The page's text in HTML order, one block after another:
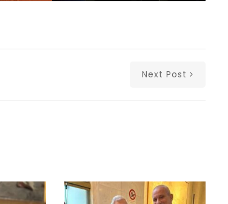
Next Post